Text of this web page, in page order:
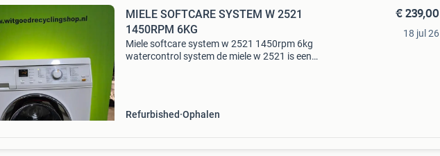
MIELE SOFTCARE SYSTEM W 2521
1450RPM 6KG
Miele softcare system w 2521 1450rpm 6kg
watercontrol system de miele w 2521 is een
Refurbished Ophalen
€ 239,00
18 jul 26